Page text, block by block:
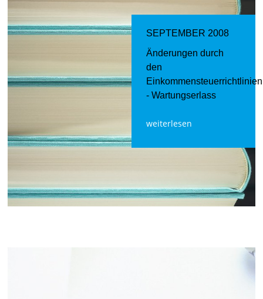
SEPTEMBER 2008
Änderungen durch
den
Einkommensteuerrichtlinien
- Wartungserlass
weiterlesen